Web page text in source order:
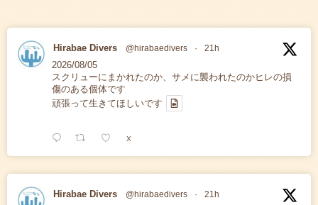
Hirabae Divers @hirabaedivers · 21h
2026/08/05
スクリューにまかれたのか、サメに襲われたのかヒレの損
傷のある個体です
頑張って生きてほしいです
X
Hirabae Divers @hirabaedivers · 21h